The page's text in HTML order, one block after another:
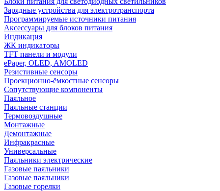
Зарядные устройства для электротранспорта
Программируемые источники питания
Аксессуары для блоков питания
Индикация
ЖК индикаторы
TFT панели и модули
ePaper, OLED, AMOLED
Резистивные сенсоры
Проекционно-ёмкостные сенсоры
Сопутствующие компоненты
Паяльное
Паяльные станции
Термовоздушные
Монтажные
Демонтажные
Инфракрасные
Универсальные
Паяльники электрические
Газовые паяльники
Газовые паяльники
Газовые горелки